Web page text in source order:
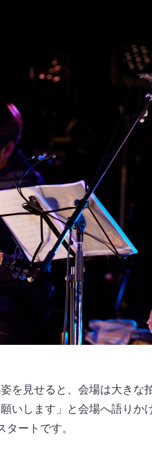
を見せると、会場は大き
いします」と会場へ語りか
ートです。